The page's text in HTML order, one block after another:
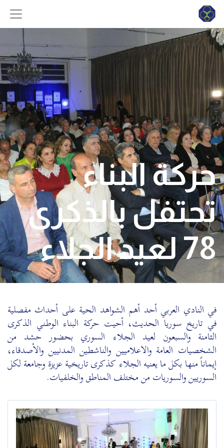
حركة البناء
تحتفل بالذكرى
78 لعيد الجلاء
في النادي العربي أحد أهم الشواهد الحية على أحداث مفصلية
في تاريخ سوريا الحديث، أحيت حركة البناء الوطني الذكرى
الثامنة والسبعون لعيد الجلاء السوري بحضور حشد من
الشخصيات العامة والاعلاميين والناشطين المدنيين والأصدقاء،
إيماناً منها بكل ما يعنيه الجلاء كذكرى تاريخية عزيزة وجامعة لكل
السوريين والسوريات من مختلف المناطق والخلفيات.